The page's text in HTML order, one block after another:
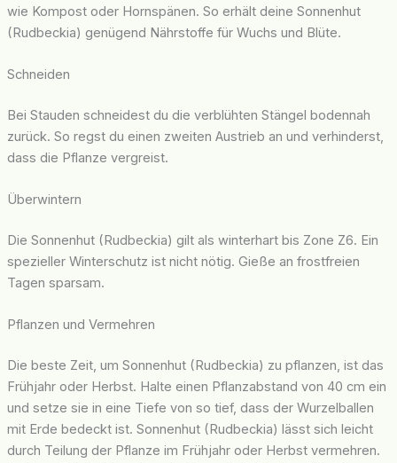
wie Kompost oder Hornspänen. So erhält deine Sonnenhut
(Rudbeckia) genügend Nährstoffe für Wuchs und Blüte.
Schneiden
Bei Stauden schneidest du die verblühten Stängel bodennah
zurück. So regst du einen zweiten Austrieb an und verhinderst,
dass die Pflanze vergreist.
Überwintern
Die Sonnenhut (Rudbeckia) gilt als winterhart bis Zone Z6. Ein
spezieller Winterschutz ist nicht nötig. Gieße an frostfreien
Tagen sparsam.
Pflanzen und Vermehren
Die beste Zeit, um Sonnenhut (Rudbeckia) zu pflanzen, ist das
Frühjahr oder Herbst. Halte einen Pflanzabstand von 40 cm ein
und setze sie in eine Tiefe von so tief, dass der Wurzelballen
mit Erde bedeckt ist. Sonnenhut (Rudbeckia) lässt sich leicht
durch Teilung der Pflanze im Frühjahr oder Herbst vermehren.